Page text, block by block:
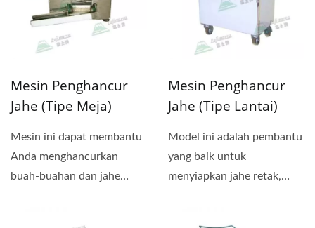
Mesin Penghancur
Jahe (Tipe Meja)
Mesin ini dapat membantu
Anda menghancurkan
buah-buahan dan jahe
Mesin Penghancur
Jahe (Tipe Lantai)
Model ini adalah pembantu
yang baik untuk
menyiapkan jahe retak,